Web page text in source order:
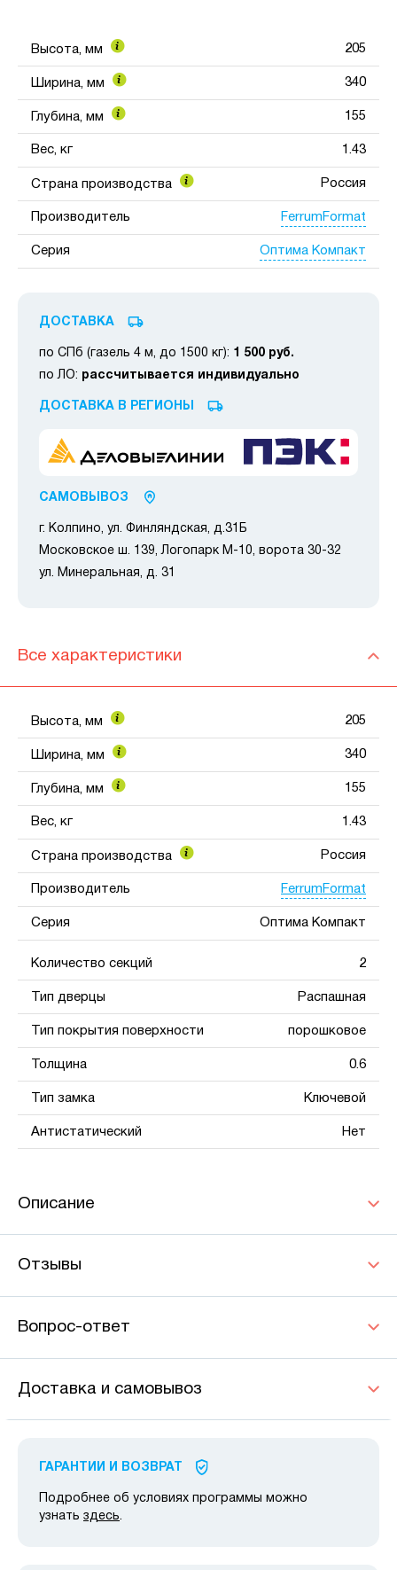
Высота, мм 205
Ширина, мм 340
Глубина, мм 155
Вес, кг 1.43
Страна производства Россия
Производитель FerrumFormat
Серия Оптима Компакт
ДОСТАВКА
по СПб (газель 4 м, до 1500 кг): 1 500 руб.
по ЛО: рассчитывается индивидуально
ДОСТАВКА В РЕГИОНЫ
САМОВЫВОЗ
г. Колпино, ул. Финляндская, д.31Б
Московское ш. 139, Логопарк М-10, ворота 30-32
ул. Минеральная, д. 31
Все характеристики
Высота, мм 205
Ширина, мм 340
Глубина, мм 155
Вес, кг 1.43
Страна производства Россия
Производитель FerrumFormat
Серия Оптима Компакт
Количество секций 2
Тип дверцы Распашная
Тип покрытия поверхности порошковое
Толщина 0.6
Тип замка Ключевой
Антистатический Нет
Описание
Отзывы
Вопрос-ответ
Доставка и самовывоз
ГАРАНТИИ И ВОЗВРАТ
Подробнее об условиях программы можно
узнать здесь.